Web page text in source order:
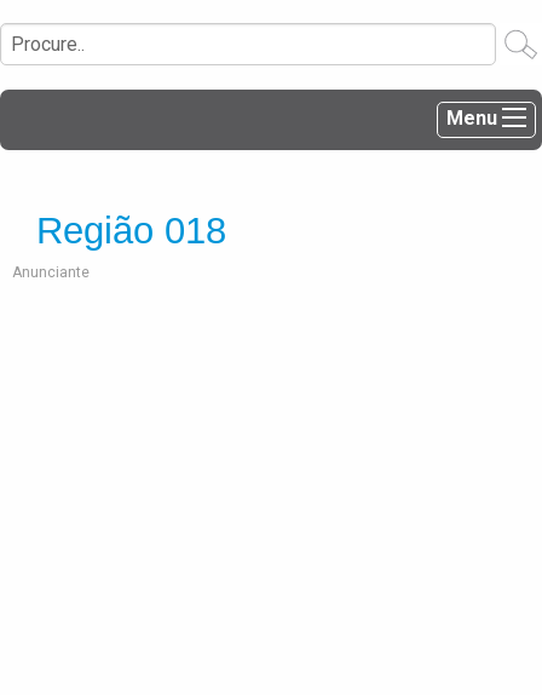
Menu
Região 018
Anunciante